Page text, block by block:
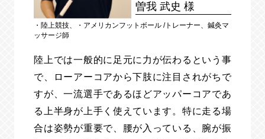
曽我 武史 様
・陸上競技、 ・アメリカンフットボール /トレーナー、鍼灸マ
ッサージ師
陸上では一般的に足元に力が伝わるという事
で、ローアーコアから下肢に注目されがちで
すが、一流選手であるほどアッパーコアであ
る上半身が上手く使えています。特に走る場
合は姿勢が重要で、腰が入っている、腕が振